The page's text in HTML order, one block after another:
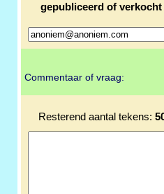
gepubliceerd of verkocht
Commentaar of vraag:
Resterend aantal tekens: